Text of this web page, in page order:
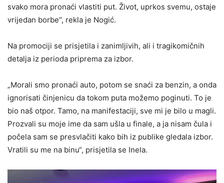
svako mora pronaći vlastiti put. Život, uprkos svemu, ostaje
vrijedan borbe“, rekla je Nogić.
Na promociji se prisjetila i zanimljivih, ali i tragikomičnih
detalja iz perioda priprema za izbor.
„Morali smo pronaći auto, potom se snaći za benzin, a onda
ignorisati činjenicu da tokom puta možemo poginuti. To je
bio naš otpor. Tamo, na manifestaciji, sve mi je bilo u magli.
Prozvali su moje ime da sam ušla u finale, a ja nisam čula i
počela sam se presvlačiti kako bih iz publike gledala izbor.
Vratili su me na binu“, prisjetila se Inela.